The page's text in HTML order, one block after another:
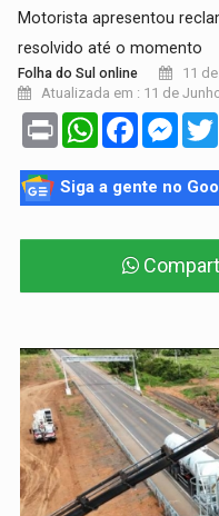
Motorista apresentou
resolvido até o momento
Folha do Sul online
11
Atualizada em : 11 de
Print WhatsAppFacebook
Siga a gente no